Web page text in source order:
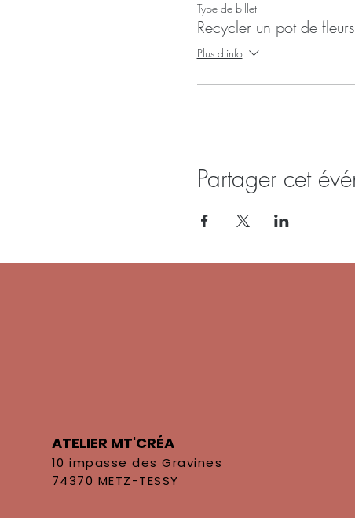
Type de billet
Recycler un pot de
Plus d'info
Partager cet
ATELIER MT'CRÉA
10 impasse des Gravines
74370 METZ-TESSY